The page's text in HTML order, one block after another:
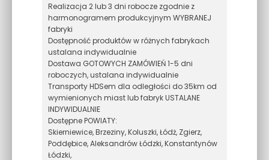
Realizacja 2 lub 3 dni robocze zgodnie z
harmonogramem produkcyjnym WYBRANEJ
fabryki
Dostępność produktów w różnych fabrykach
ustalana indywidualnie
Dostawa GOTOWYCH ZAMÓWIEŃ 1-5 dni
roboczych, ustalana indywidualnie
Transporty HDSem dla odległości do 35km od
wymienionych miast lub fabryk USTALANE
INDYWIDUALNIE
Dostępne POWIATY:
Skierniewice, Brzeziny, Koluszki, Łódż, Zgierz,
Poddębice, Aleksandrów Łódzki, Konstantynów
Łódzki,